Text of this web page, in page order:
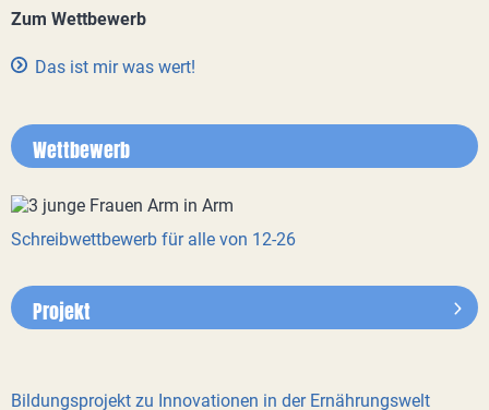
Zum Wettbewerb
Das ist mir was wert!
Wettbewerb
Schreibwettbewerb für alle von 12-26
Projekt
Bildungsprojekt zu Innovationen in der Ernährungswelt